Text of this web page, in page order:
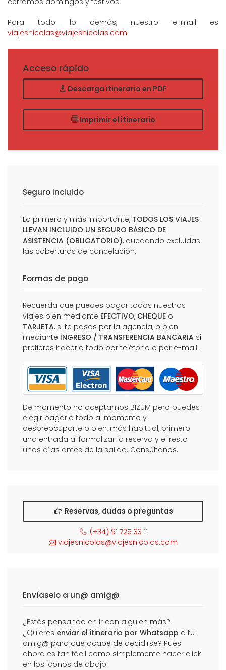
Para todo lo demás, nuestro e-mail es
viajesnicolas@viajesnicolas.com.
Acceso rápido
Descarga itinerario en PDF
Imprimir el itinerario
Seguro incluido
Lo primero y más importante, TODOS LOS VIAJES
LLEVAN INCLUIDO UN SEGURO BÁSICO DE
ASISTENCIA (OBLIGATORIO), quedando excluidas
las coberturas de cancelación.
Formas de pago
Recuerda que puedes pagar todos nuestros
viajes bien mediante EFECTIVO, CHEQUE o
TARJETA, si te pasas por la agencia, o bien
mediante INGRESO / TRANSFERENCIA BANCARIA si
prefieres hacerlo todo por teléfono o por e-mail.
De momento no aceptamos BIZUM pero puedes
elegir pagarlo todo al momento y
despreocuparte o bien, más habitual, primero
una entrada al formalizar la reserva y el resto
unos días antes de la salida. Consúltanos.
Reservas, dudas o preguntas
(+34) 91 725 33 11
viajesnicolas@viajesnicolas.com
Envíaselo a un@ amig@
¿Estás pensando en ir con alguien más?
¿Quieres enviar el itinerario por Whatsapp a tu
amig@ para que acabe de decidirse? Pues
ahora es tan fácil como simplemente hacer click
en los iconos de abajo.